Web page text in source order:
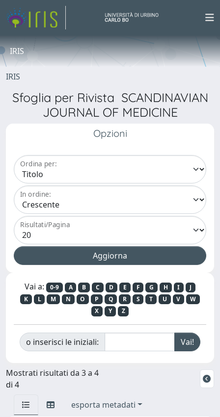
IRIS
IRIS
Sfoglia per Rivista SCANDINAVIAN
JOURNAL OF MEDICINE
Opzioni
Ordina per:
In ordine:
Risultati/Pagina
Vai a: 0-9 A B C D E F G H I
J
K
L M N O P Q R S T U V
W
X
Y Z
o inserisci le iniziali:
Mostrati risultati da 3 a 4
di 4
esporta metadati